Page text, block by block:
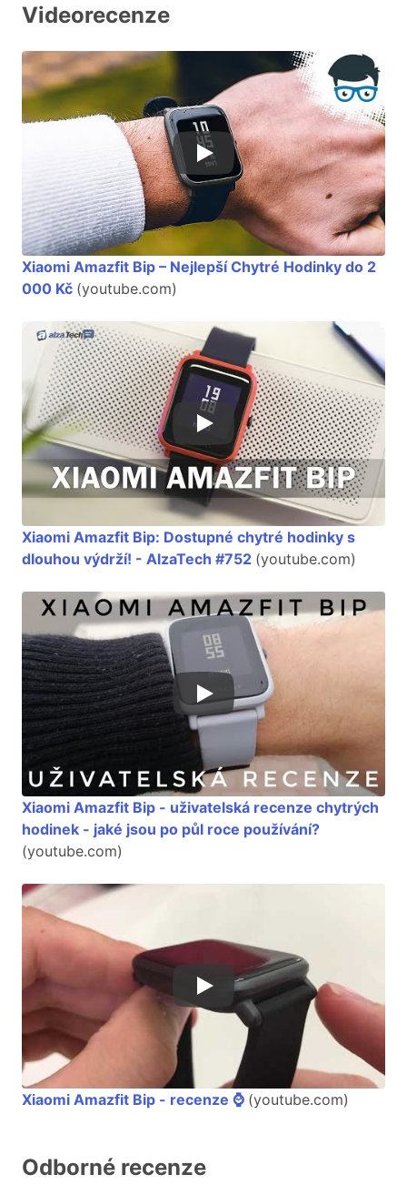
Videorecenze
Xiaomi Amazfit Bip – Nejlepší Chytré Hodinky do 2
000 Kč (youtube.com)
Xiaomi Amazfit Bip: Dostupné chytré hodinky s
dlouhou výdrží! - AlzaTech #752 (youtube.com)
Xiaomi Amazfit Bip - uživatelská recenze chytrých
hodinek - jaké jsou po půl roce používání?
(youtube.com)
Xiaomi Amazfit Bip - recenze ⌚️ (youtube.com)
Odborné recenze